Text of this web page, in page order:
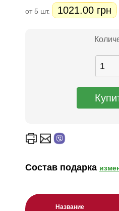
от 5 шт. 1021.00 грн
Состав подарка
Название